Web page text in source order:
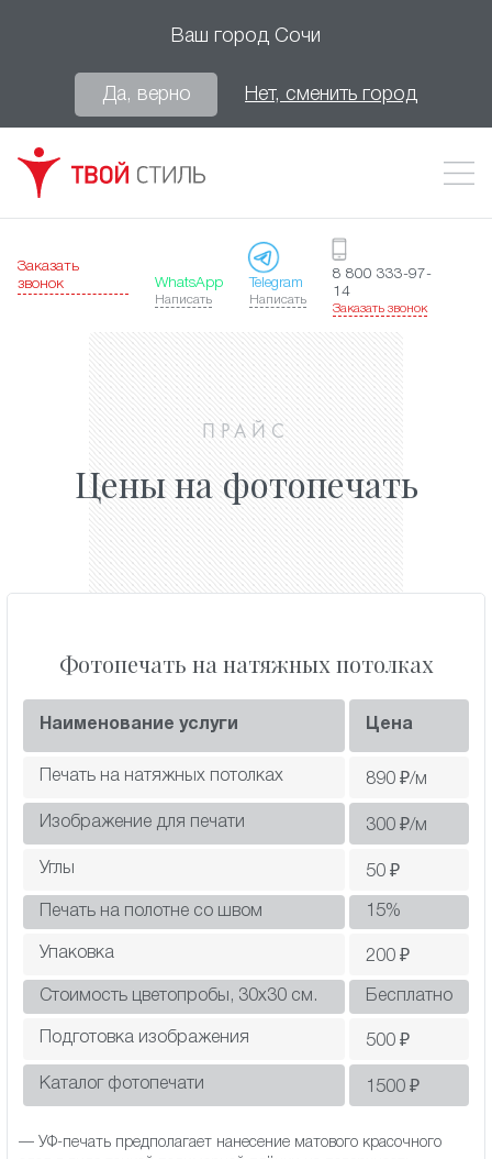
Ваш город Сочи
Да, верно Нет, сменить город
Заказать
звонок
WhatsApp
Написать
Telegram
Написать
8 800 333-97-
14
Заказать звонок
ПРАЙС
Цены на фотопечать
Фотопечать на натяжных потолках
Наименование услуги Цена
Печать на натяжных потолках 890 ₽/м
Изображение для печати 300 ₽/м
Углы 50 ₽
Печать на полотне со швом 15%
Упаковка 200 ₽
Стоимость цветопробы, 30х30 см. Бесплатно
Подготовка изображения 500 ₽
Каталог фотопечати 1500 ₽
— УФ-печать предполагает нанесение матового красочного